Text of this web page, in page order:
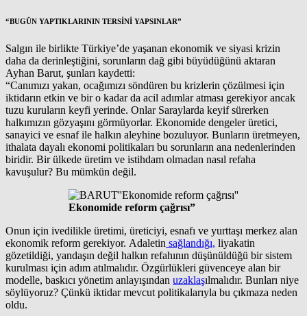
“BUGÜN YAPTIKLARININ TERSİNİ YAPSINLAR”
Salgın ile birlikte Türkiye’de yaşanan ekonomik ve siyasi krizin
daha da derinleştiğini, sorunların dağ gibi büyüdüğünü aktaran
Ayhan Barut, şunları kaydetti:
“Canımızı yakan, ocağımızı söndüren bu krizlerin çözülmesi için
iktidarın etkin ve bir o kadar da acil adımlar atması gerekiyor ancak
tuzu kuruların keyfi yerinde. Onlar Saraylarda keyif sürerken
halkımızın gözyaşını görmüyorlar. Ekonomide dengeler üretici,
sanayici ve esnaf ile halkın aleyhine bozuluyor. Bunların üretmeyen,
ithalata dayalı ekonomi politikaları bu sorunların ana nedenlerinden
biridir. Bir ülkede üretim ve istihdam olmadan nasıl refaha
kavuşulur? Bu mümkün değil.
Ekonomide reform çağrısı”
Onun için ivedilikle üretimi, üreticiyi, esnafı ve yurttaşı merkez alan
ekonomik reform gerekiyor. Adaletin sağlandığı, liyakatin
gözetildiği, yandaşın değil halkın refahının düşünüldüğü bir sistem
kurulması için adım atılmalıdır. Özgürlükleri güvenceye alan bir
modelle, baskıcı yönetim anlayışından uzaklaşılmalıdır. Bunları niye
söylüyoruz? Çünkü iktidar mevcut politikalarıyla bu çıkmaza neden
oldu.